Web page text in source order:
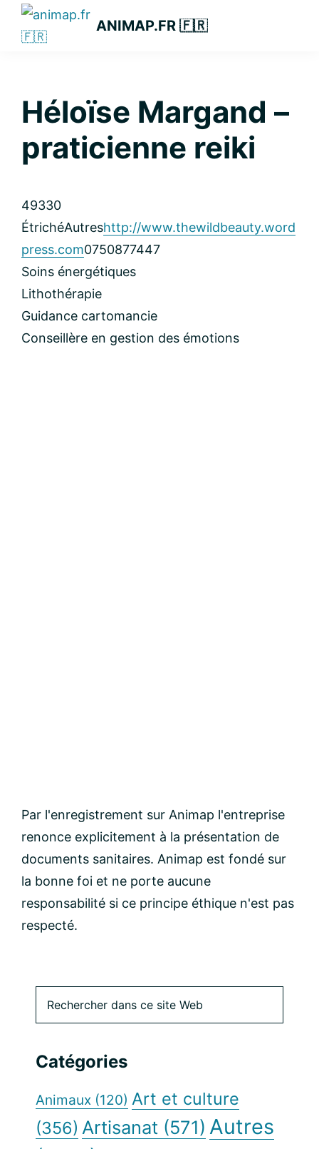
Passer
principale
Passer
Passer
latérale
principale
ANIMAP.FR 🇫🇷
Héloïse Margand –
praticienne reiki
49330
ÉtrichéAutreshttp://www.thewildbeauty.word
press.com0750877447
Soins énergétiques
Lithothérapie
Guidance cartomancie
Conseillère en gestion des émotions
Par l'enregistrement sur Animap l'entreprise
renonce explicitement à la présentation de
documents sanitaires. Animap est fondé sur
la bonne foi et ne porte aucune
responsabilité si ce principe éthique n'est pas
respecté.
Barre
latérale
principale
dans
Web
Catégories
Animaux (120) Art et culture
(356) Artisanat (571) Autres